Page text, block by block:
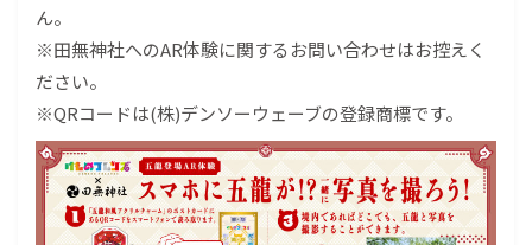
ん。
※田無神社へのAR体験に関するお問い合わせはお控えく
ださい。
※QRコードは(株)デンソーウェーブの登録商標です。